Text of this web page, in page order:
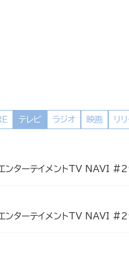
テレビ ラジオ 映画 リ
エンターテイメントTV NAVI
エンターテイメントTV NAVI